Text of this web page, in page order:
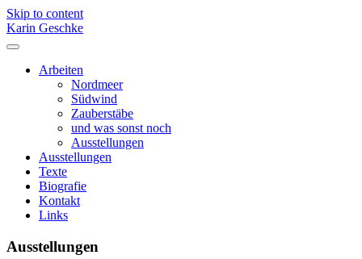
Skip to content
Karin Geschke
Arbeiten
Nordmeer
Südwind
Zauberstäbe
und was sonst noch
Ausstellungen
Ausstellungen
Texte
Biografie
Kontakt
Links
Ausstellungen